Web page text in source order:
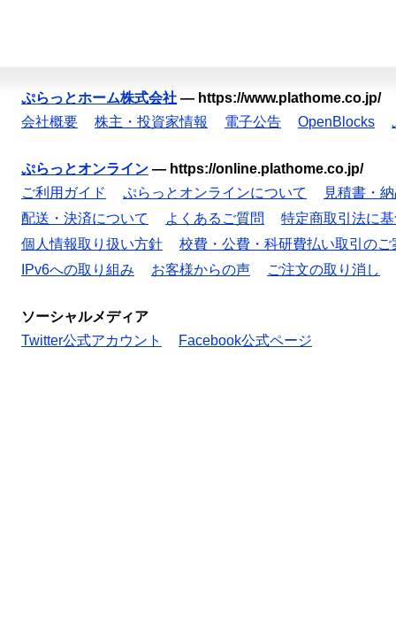
ぷらっとホーム株式会社 — https://www.plathome.co.jp/
会社概要
株主・投資家情報 電子公告 OpenBlocks
ぷらっとオンライン — https://online.plathome.co.jp/
ご利用ガイド
ぷらっとオンラインについて
見積書・
配送・決済について
よくあるご質問
特定商取引法に
個人情報取り扱い方針
校費・公費・科研費払い取引のご
IPv6への取り組み
お客様からの声 ご注文の取り消し
ソーシャルメディア
Twitter公式アカウント
Facebook公式ページ